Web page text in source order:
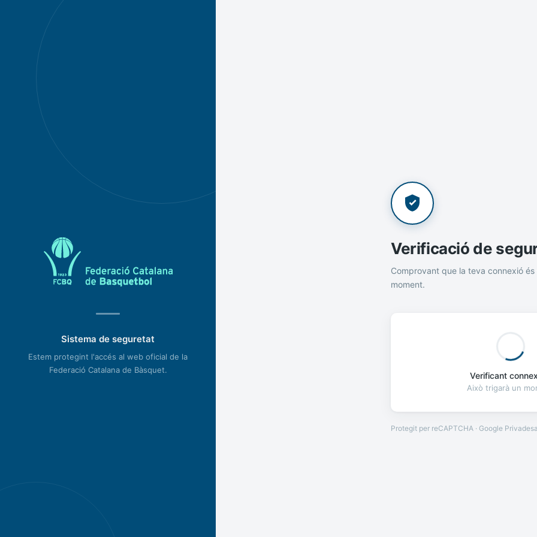
Sistema de seguretat
Estem protegint l'accés al web oficial de la
Federació Catalana de Bàsquet.
Verificació de
Comprovant que la teva connexió és
moment.
Verificant
Això trigarà un
Protegit per reCAPTCHA · Google Privadesa